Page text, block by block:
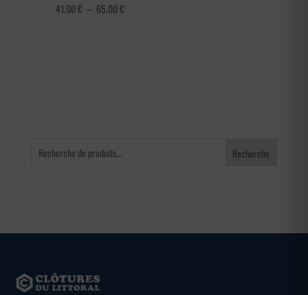
41,00€ – 65,00€Plage
Recherche